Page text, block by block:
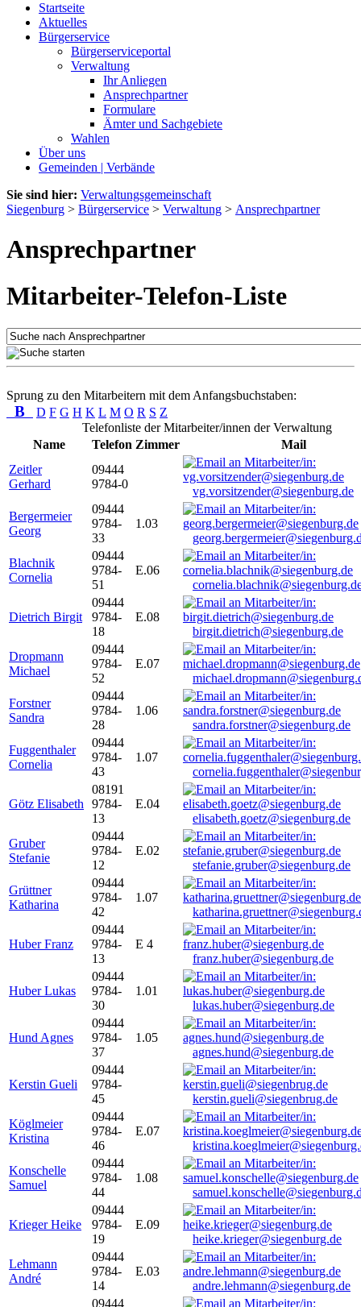
Startseite
Aktuelles
Bürgerservice
Bürgerserviceportal
Verwaltung
Ihr Anliegen
Ansprechpartner
Formulare
Ämter und Sachgebiete
Wahlen
Über uns
Gemeinden | Verbände
Sie sind hier: Verwaltungsgemeinschaft
Siegenburg > Bürgerservice > Verwaltung > Ansprechpartner
Ansprechpartner
Mitarbeiter-Telefon-Liste
Sprung zu den Mitarbeitern mit dem Anfangsbuchstaben:
B D F G H K L M O R S Z
Telefonliste der Mitarbeiter/innen der Verwaltung
Name
Telefon Zimmer
Mail
Zeitler
Gerhard
09444
9784-0
vg.vorsitzender@siegenburg.de
Bergermeier
Georg
09444
9784-
33
1.03
Blachnik
Cornelia
09444
9784-
51
E.06
Dietrich Birgit
09444
9784-
18
E.08
birgit.dietrich@siegenburg.de
Dropmann
Michael
09444
9784-
52
E.07
Forstner
Sandra
09444
9784-
28
1.06
sandra.forstner@siegenburg.de
Fuggenthaler
Cornelia
09444
9784-
43
1.07
Götz Elisabeth
08191
9784-
13
E.04
elisabeth.goetz@siegenburg.de
Gruber
Stefanie
09444
9784-
12
E.02
stefanie.gruber@siegenburg.de
Grüttner
Katharina
09444
9784-
42
1.07
Huber Franz
09444
9784-
13
E 4
franz.huber@siegenburg.de
Huber Lukas
09444
9784-
30
1.01
lukas.huber@siegenburg.de
Hund Agnes
09444
9784-
37
1.05
agnes.hund@siegenburg.de
Kerstin Gueli
09444
9784-
45
kerstin.gueli@siegenbrug.de
Köglmeier
Kristina
09444
9784-
46
E.07
Konschelle
Samuel
09444
9784-
44
1.08
Krieger Heike
09444
9784-
19
E.09
heike.krieger@siegenburg.de
Lehmann
André
09444
9784-
14
E.03
andre.lehmann@siegenburg.de
09444